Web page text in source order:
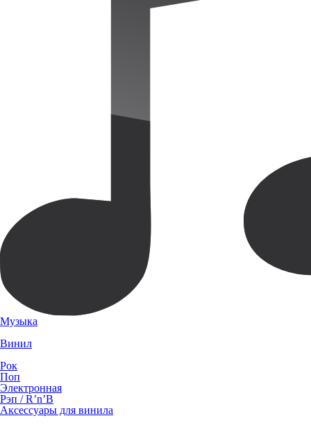
Музыка
Винил
Рок
Поп
Электронная
Рэп / R’n’B
Аксессуары для винила